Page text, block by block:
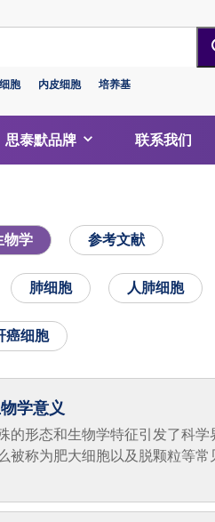
胞 内皮细胞 培养基
思泰默品牌 联系我们
物学 参考文献
肺细胞 人肺细胞
癌细胞
学意义
的形态和生物学特征引发了科学
称为肥大细胞以及脱颗粒等常